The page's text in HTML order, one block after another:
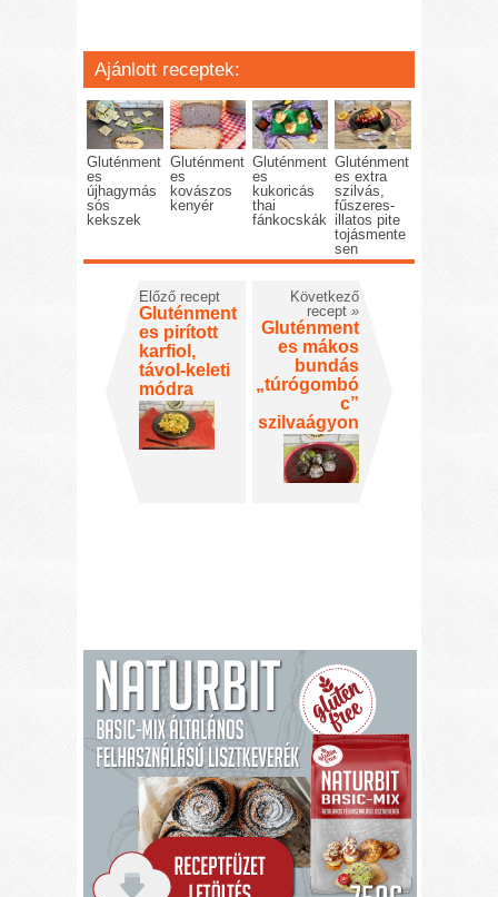
Ajánlott receptek:
Gluténment
es
újhagymás
sós
kekszek
Gluténment
es
kovászos
kenyér
Gluténment
es
kukoricás
thai
fánkocskák
Gluténment
es extra
szilvás,
fűszeres-
illatos pite
tojásmente
sen
Előző recept
Gluténment
es pirított
karfiol,
távol-keleti
módra
Következő
recept »
Gluténment
es mákos
bundás
„túrógombó
c”
szilvaágyon